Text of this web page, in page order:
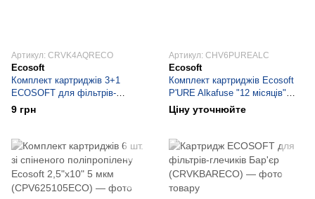
Артикул: CRVK4AQRECO
Ecosoft
Комплект картриджів 3+1
ECOSOFT для фільтрів-
глечиків Аквафор
(CRVK4AQRECO)
9 грн
Артикул: CHV6PUREALC
Ecosoft
Комплект картриджів Ecosoft
P'URE Alkafuse "12 місяців"
(CHV6PUREALC)
Ціну уточнюйте